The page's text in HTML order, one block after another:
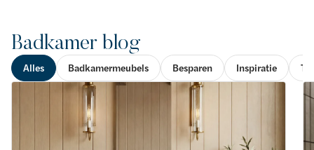
Badkamer blog
Alles Badkamermeubels Besparen Inspiratie